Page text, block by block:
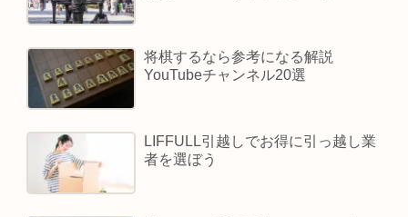
将棋するなら参考になる解説
YouTubeチャンネル20選
LIFFULL引越しでお得に引っ越し業
者を選ぼう